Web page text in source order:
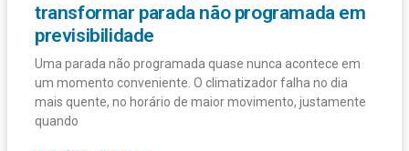
transformar parada não programada em
previsibilidade
Uma parada não programada quase nunca acontece em
um momento conveniente. O climatizador falha no dia
mais quente, no horário de maior movimento, justamente
quando